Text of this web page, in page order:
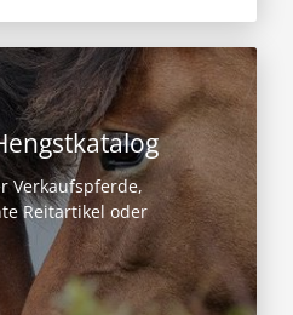
Verkaufspferde,
Reitartikel oder